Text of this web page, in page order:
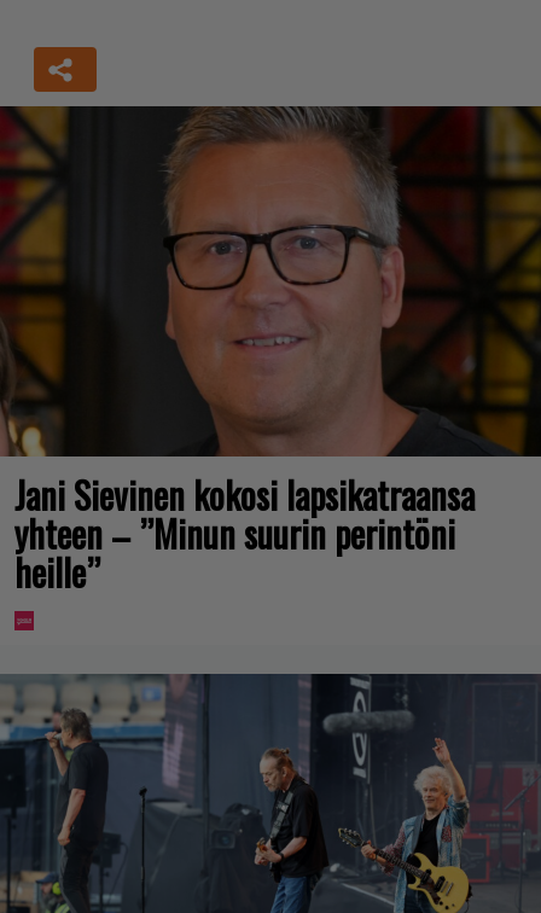
Jani Sievinen kokosi lapsikatraansa
yhteen – ”Minun suurin perintöni
heille”